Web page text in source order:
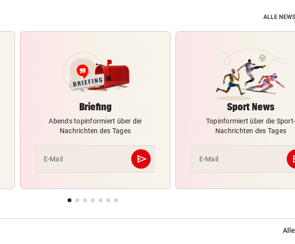
ALLE
Briefing
Abends topinformiert über die
Nachrichten des Tages
E-Mail send
Abschicken
Sport News
Topinformiert über die
Nachrichten des Tages
E-Mail